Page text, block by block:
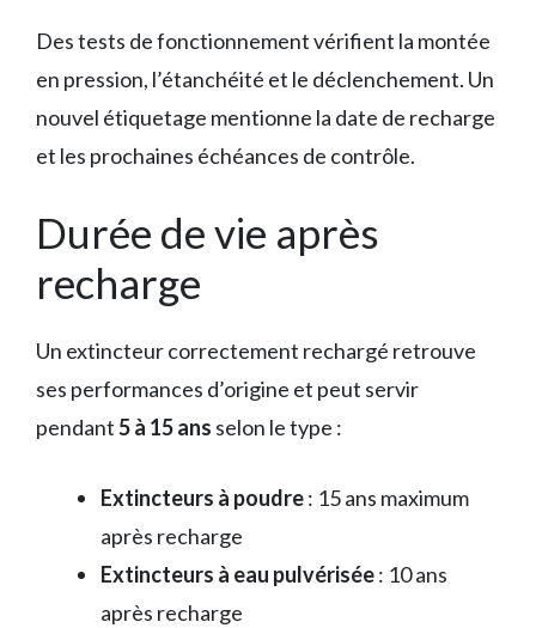
Des tests de fonctionnement vérifient la montée
en pression, l’étanchéité et le déclenchement. Un
nouvel étiquetage mentionne la date de recharge
et les prochaines échéances de contrôle.
Durée de vie après
recharge
Un extincteur correctement rechargé retrouve
ses performances d’origine et peut servir
pendant5 à 15 ans selon le type :
Extincteurs à poudre: 15 ans maximum
après recharge
Extincteurs à eau pulvérisée: 10 ans
après recharge